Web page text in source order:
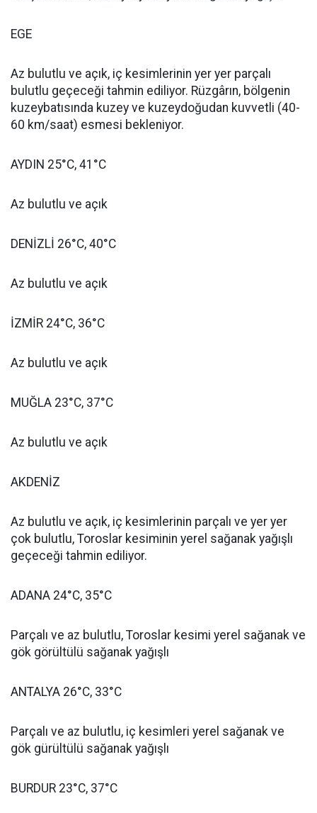
EGE
Az bulutlu ve açık, iç kesimlerinin yer yer parçalı
bulutlu geçeceği tahmin ediliyor. Rüzgârın, bölgenin
kuzeybatısında kuzey ve kuzeydoğudan kuvvetli (40-
60 km/saat) esmesi bekleniyor.
AYDIN 25°C, 41°C
Az bulutlu ve açık
DENİZLİ 26°C, 40°C
Az bulutlu ve açık
İZMİR 24°C, 36°C
Az bulutlu ve açık
MUĞLA 23°C, 37°C
Az bulutlu ve açık
AKDENİZ
Az bulutlu ve açık, iç kesimlerinin parçalı ve yer yer
çok bulutlu, Toroslar kesiminin yerel sağanak yağışlı
geçeceği tahmin ediliyor.
ADANA 24°C, 35°C
Parçalı ve az bulutlu, Toroslar kesimi yerel sağanak ve
gök görültülü sağanak yağışlı
ANTALYA 26°C, 33°C
Parçalı ve az bulutlu, iç kesimleri yerel sağanak ve
gök gürültülü sağanak yağışlı
BURDUR 23°C, 37°C